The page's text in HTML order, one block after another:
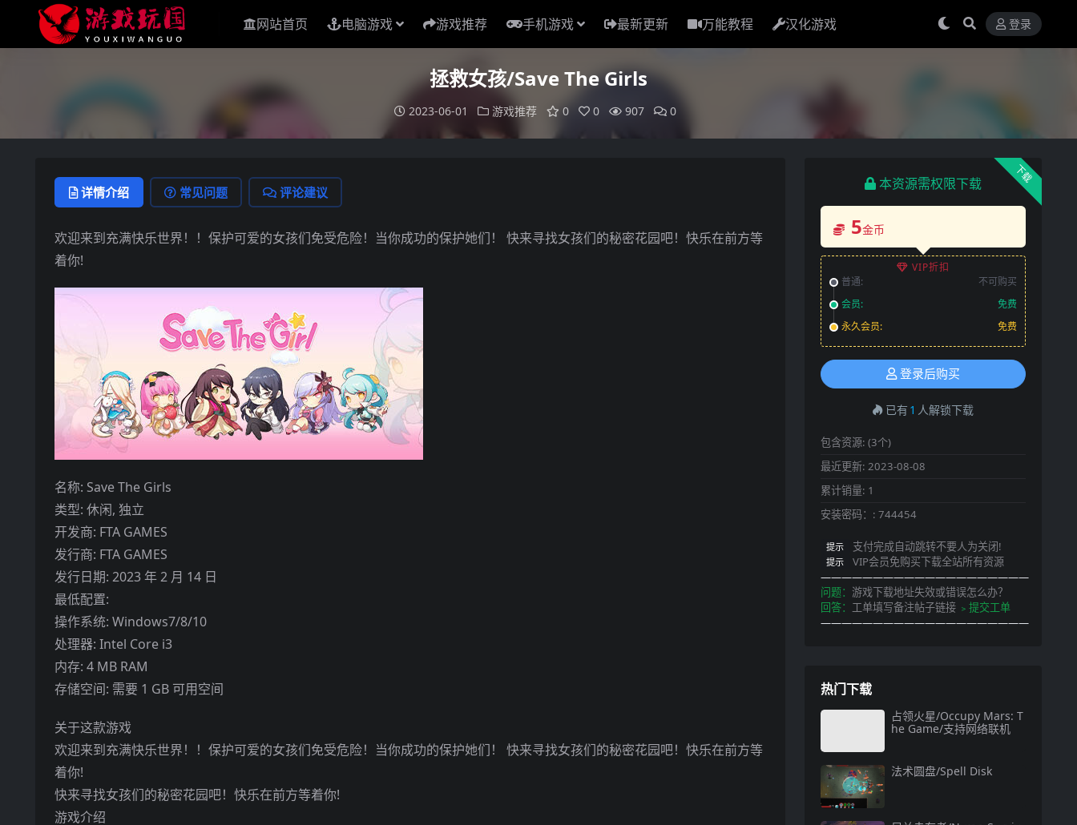
网站首页 电脑游戏 游戏推荐 手机游戏 最新更新 万能教程 汉化游戏 登录
拯救女孩/Save The Girls
2023-06-01 游戏推荐 0 0 907 0
详情介绍 常见问题 评论建议
欢迎来到充满快乐世界！！保护可爱的女孩们免受危险！当你成功的保护她们！ 快来寻找女孩们的秘密花园吧！快乐在前方等
着你!
名称: Save The Girls
类型: 休闲, 独立
开发商: FTA GAMES
发行商: FTA GAMES
发行日期: 2023 年 2 月 14 日
最低配置:
操作系统: Windows7/8/10
处理器: Intel Core i3
内存: 4 MB RAM
存储空间: 需要 1 GB 可用空间
关于这款游戏
欢迎来到充满快乐世界！！保护可爱的女孩们免受危险！当你成功的保护她们！ 快来寻找女孩们的秘密花园吧！快乐在前方等
着你!
快来寻找女孩们的秘密花园吧！快乐在前方等着你!
游戏介绍
下载
本资源需权限下载
5金币
VIP折扣
普通:
不可购买
会员:
免费
永久会员:
免费
登录后购买
已有 1 人解锁下载
包含资源: (3个)
最近更新: 2023-08-08
累计销量: 1
安装密码：: 744454
提示 支付完成自动跳转不要人为关闭!
提示
VIP会员免购买下载全站所有资源
————————————————————
问题： 游戏下载地址失效或错误怎么办？
回答： 工单填写备注帖子链接 ﹥提交工单
————————————————————
热门下载
占领火星/Occupy Mars: T
he Game/支持网络联机
法术圆盘/Spell Disk